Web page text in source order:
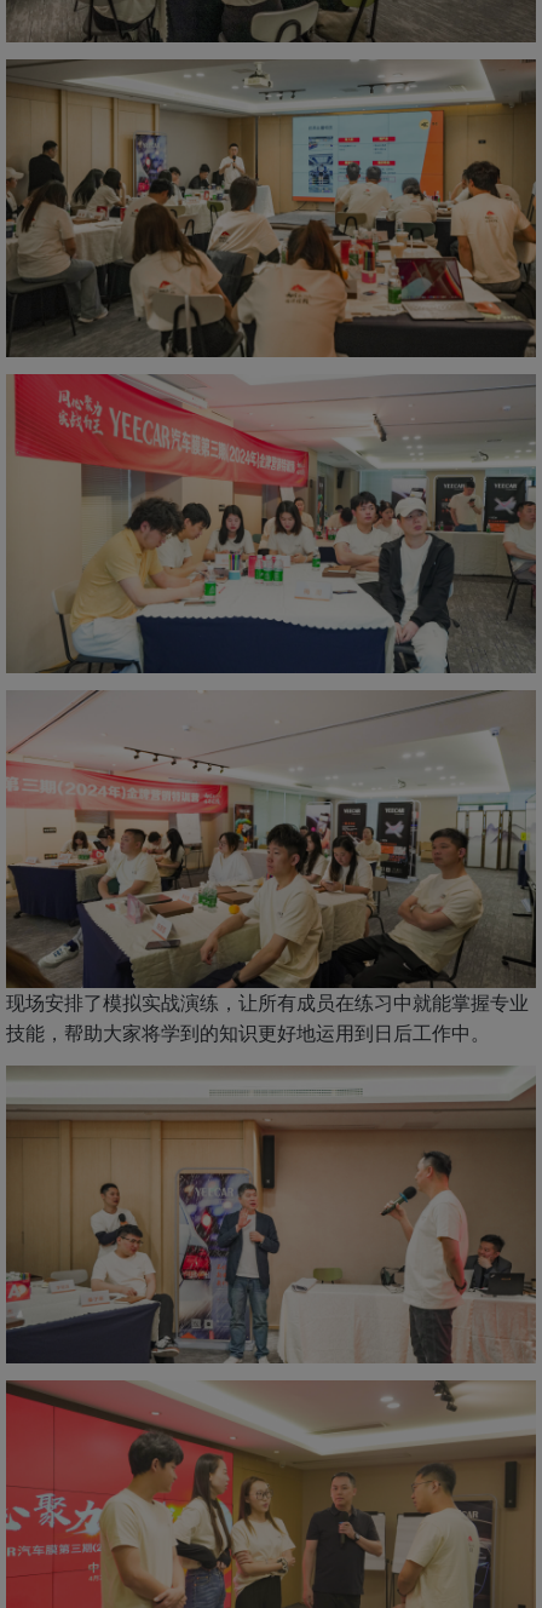
现场安排了模拟实战演练，让所有成员在练习中就能掌握专业
技能，帮助大家将学到的知识更好地运用到日后工作中。